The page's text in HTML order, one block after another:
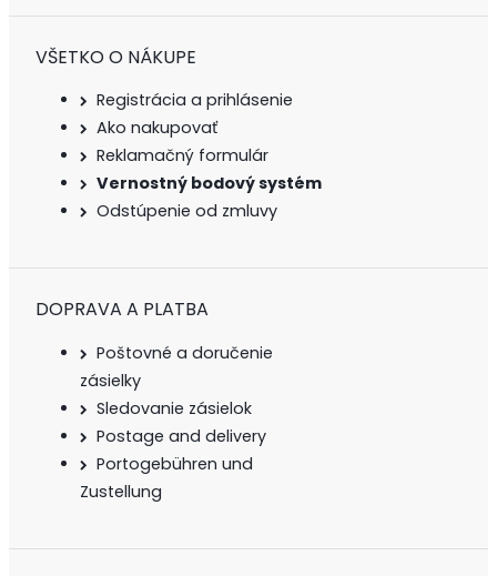
VŠETKO O NÁKUPE
Registrácia a prihlásenie
Ako nakupovať
Reklamačný formulár
Vernostný bodový systém
Odstúpenie od zmluvy
DOPRAVA A PLATBA
Poštovné a doručenie
zásielky
Sledovanie zásielok
Postage and delivery
Portogebühren und
Zustellung